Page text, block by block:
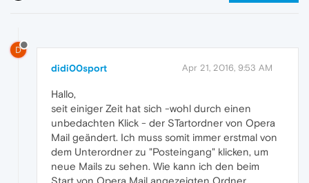
D
didi00sport Apr 21, 2016, 9:53 AM
Hallo,
seit einiger Zeit hat sich -wohl durch einen
unbedachten Klick - der STartordner von Opera
Mail geändert. Ich muss somit immer erstmal von
dem Unterordner zu "Posteingang" klicken, um
neue Mails zu sehen. Wie kann ich den beim
Start von Opera Mail angezeigten Ordner